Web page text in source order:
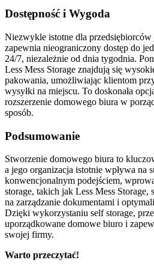
Dostępność i Wygoda
Niezwykle istotne dla przedsiębiorców
zapewnia nieograniczony dostęp do
24/7, niezależnie od dnia tygodnia.
Less Mess Storage znajdują się
pakowania, umożliwiając klientom
wysyłki na miejscu. To doskonała
rozszerzenie domowego biura w
sposób.
Podsumowanie
Stworzenie domowego biura to
a jego organizacja istotnie wpływa na
konwencjonalnym podejściem,
storage, takich jak Less Mess
na zarządzanie dokumentami i
Dzięki wykorzystaniu self storage,
uporządkowane domowe biuro i
swojej firmy.
Warto przeczytać!